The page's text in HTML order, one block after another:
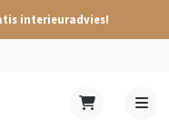
interieuradvies!